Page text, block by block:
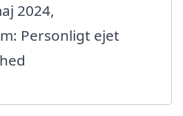
2024,
Personligt ejet